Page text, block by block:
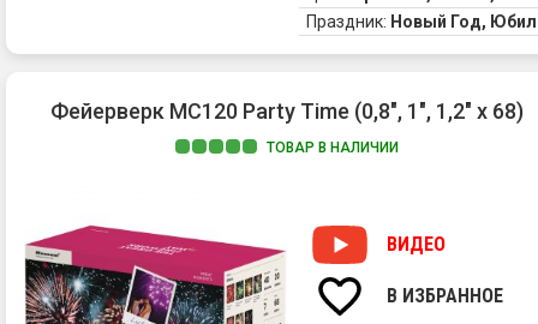
Праздник: Новый Год,
Фейерверк MC120 Party Time (0,8", 1", 1,2" х 68)
ТОВАР В НАЛИЧИИ
ВИДЕО
В ИЗБРАННОЕ